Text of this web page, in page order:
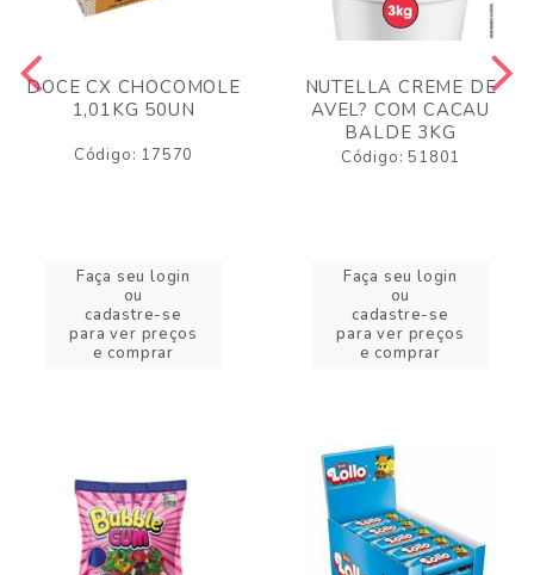
DOCE CX CHOCOMOLE
1,01KG 50UN
Código: 17570
Faça seu login
ou
cadastre-se
para ver preços
e comprar
NUTELLA CREME DE
AVEL? COM CACAU
BALDE 3KG
Código: 51801
Faça seu login
ou
cadastre-se
para ver preços
e comprar